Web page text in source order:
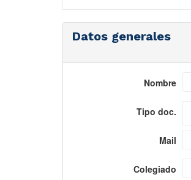
Datos generales
Nombre
Tipo doc.
Mail
Colegiado